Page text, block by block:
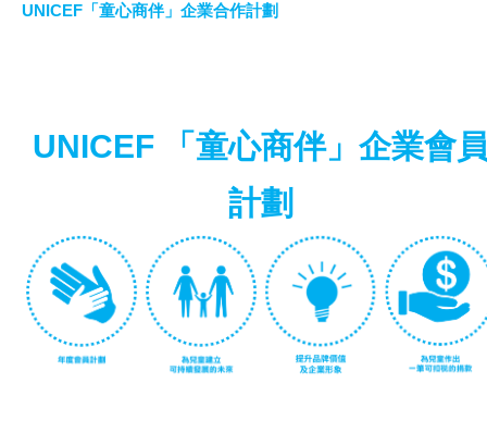
我們的工作
每月捐款
慈善家、慈善組織及基金會
籌募活動
企業合作
UNICEF「童心商伴」企業合作計劃
UNICEF
「童心商伴」企業會
計劃